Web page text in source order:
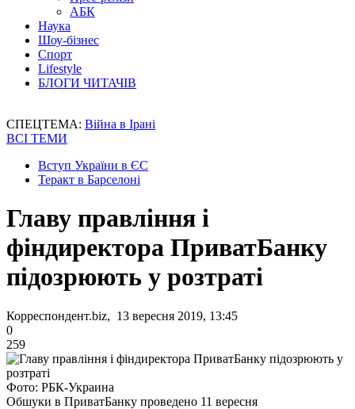
АБК
Наука
Шоу-бізнес
Спорт
Lifestyle
БЛОГИ ЧИТАЧІВ
СПЕЦТЕМА: Війна в Ірані
ВСІ ТЕМИ
Вступ України в ЄС
Теракт в Барселоні
Главу правління і
фіндиректора ПриватБанку
підозрюють у розтраті
Корреспондент.biz, 13 вересня 2019, 13:45
0
259
Фото: РБК-Украина
Обшуки в ПриватБанку проведено 11 вересня